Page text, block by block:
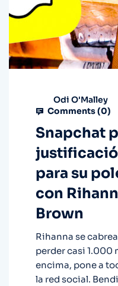
Odi O'Malley
Comments (0)
Snapchat
para su
con
Brown
Rihanna se
perder casi 1.000
encima, pone a
la red social.